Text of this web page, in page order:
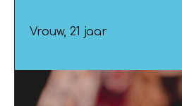
Vrouw, 21 jaar